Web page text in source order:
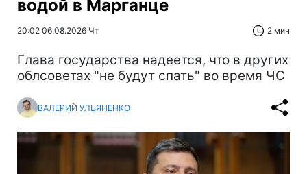
водой в Марганце
20:02 06.08.2026 Чт 2 мин
Глава государства надеется, что в других
облсоветах "не будут спать" во время ЧС
ВАЛЕРИЙ УЛЬЯНЕНКО